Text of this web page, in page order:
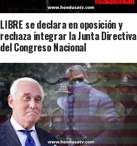
LIBRE se declara en oposición y
rechaza integrar la Junta Directiva
del Congreso Nacional